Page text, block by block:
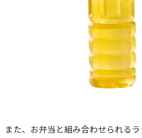
また、お弁当と組み合わせられる